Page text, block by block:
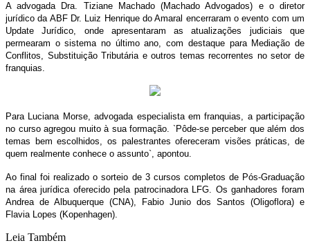
A advogada Dra. Tiziane Machado (Machado Advogados) e o diretor
jurídico da ABF Dr. Luiz Henrique do Amaral encerraram o evento com um
Update Jurídico, onde apresentaram as atualizações judiciais que
permearam o sistema no último ano, com destaque para Mediação de
Conflitos, Substituição Tributária e outros temas recorrentes no setor de
franquias.
Para Luciana Morse, advogada especialista em franquias, a participação
no curso agregou muito à sua formação. `Pôde-se perceber que além dos
temas bem escolhidos, os palestrantes ofereceram visões práticas, de
quem realmente conhece o assunto`, apontou.
Ao final foi realizado o sorteio de 3 cursos completos de Pós-Graduação
na área jurídica oferecido pela patrocinadora LFG. Os ganhadores foram
Andrea de Albuquerque (CNA), Fabio Junio dos Santos (Oligoflora) e
Flavia Lopes (Kopenhagen).
Leia Também